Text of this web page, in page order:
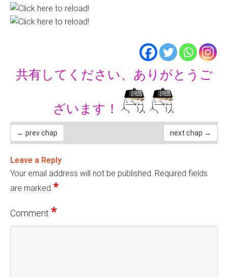
共有してください、ありがとうご
ざいます！
← prev chap next chap →
Leave a Reply
Your email address will not be published. Required fields
are marked *
Comment *